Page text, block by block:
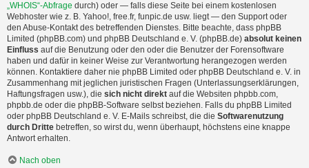
„WHOIS“-Abfrage durch) oder — falls diese Seite bei einem kostenlosen
Webhoster wie z. B. Yahoo!, free.fr, funpic.de usw. liegt — den Support oder
den Abuse-Kontakt des betreffenden Dienstes. Bitte beachte, dass phpBB
Limited (phpBB.com) und phpBB Deutschland e. V. (phpBB.de) absolut keinen
Einfluss auf die Benutzung oder den oder die Benutzer der Forensoftware
haben und dafür in keiner Weise zur Verantwortung herangezogen werden
können. Kontaktiere daher nie phpBB Limited oder phpBB Deutschland e. V. in
Zusammenhang mit jeglichen juristischen Fragen (Unterlassungserklärungen,
Haftungsfragen usw.), die sich nicht direkt auf die Websiten phpbb.com,
phpbb.de oder die phpBB-Software selbst beziehen. Falls du phpBB Limited
oder phpBB Deutschland e. V. E-Mails schreibst, die die Softwarenutzung
durch Dritte betreffen, so wirst du, wenn überhaupt, höchstens eine knappe
Antwort erhalten.
Nach oben